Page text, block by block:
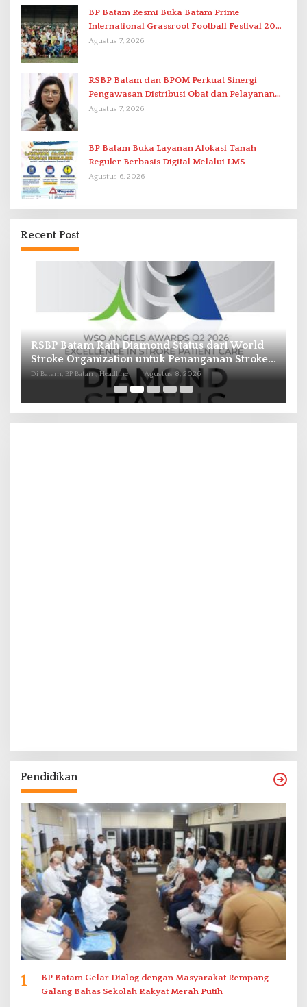
BP Batam Resmi Buka Batam Prime
International Grassroot Football Festival 2026
di Stadion Temenggung Abdul Jamal
Agustus 7, 2026
RSBP Batam dan BPOM Perkuat Sinergi
Pengawasan Distribusi Obat dan Pelayanan
Kefarmasian
Agustus 7, 2026
BP Batam Buka Layanan Alokasi Tanah
Reguler Berbasis Digital Melalui LMS
Agustus 6, 2026
Recent Post
RSBP Batam Raih Diamond Status dari World
Stroke Organization untuk Penanganan Stroke
Berstandar Internasional
Di Batam, BP Batam, Headline Agustus 8, 2026
Pendidikan
1
BP Batam Gelar Dialog dengan Masyarakat Rempang –
Galang Bahas Sekolah Rakyat Merah Putih